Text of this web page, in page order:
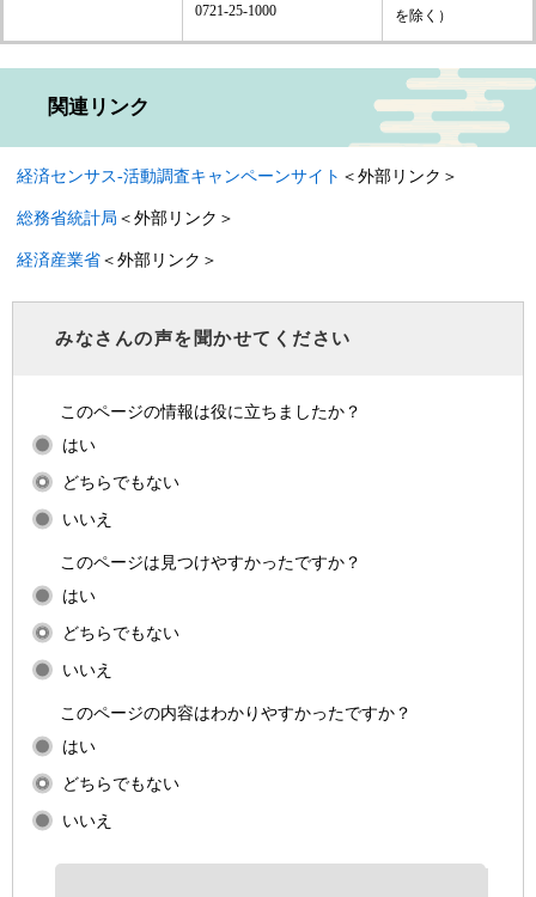
0721-25-1000
を除く）
関連リンク
経済センサス-活動調査キャンペーンサイト ＜外部リンク＞
総務省統計局 ＜外部リンク＞
経済産業省 ＜外部リンク＞
みなさんの声を聞かせてください
このページの情報は役に立ちましたか？
はい
どちらでもない
いいえ
このページは見つけやすかったですか？
はい
どちらでもない
いいえ
このページの内容はわかりやすかったですか？
はい
どちらでもない
いいえ